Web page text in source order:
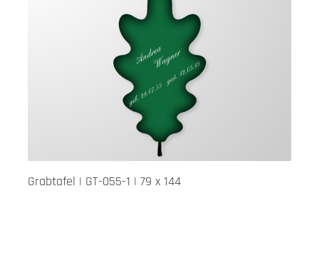
Grabtafel | GT-055-1 | 79 x 144